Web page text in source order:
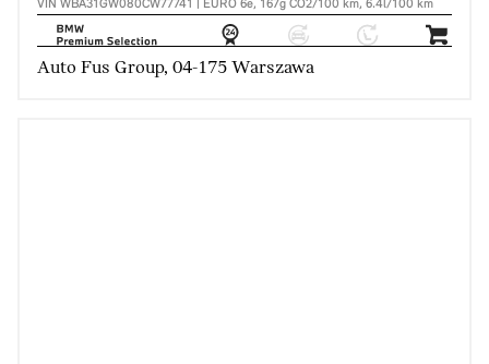
VIN WBA31GW080CW77741 | EURO 6e, 167g CO2/100 km, 6.4l/100 km
Auto Fus Group, 04-175 Warszawa